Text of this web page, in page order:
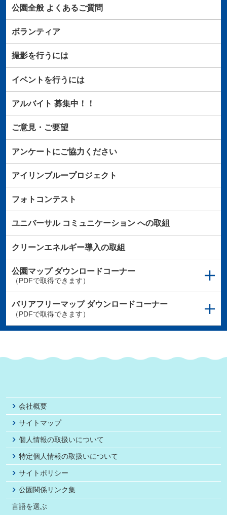
公園全般よくあるご質問
ボランティア
撮影を行うには
イベントを行うには
アルバイト 募集中！！
ご意見・ご要望
アンケートにご協力ください
アイリンブループロジェクト
フォトコンテスト
ユニバーサルコミュニケーションへの取組
クリーンエネルギー導入の取組
公園マップダウンロードコーナー
（PDFで取得できます）
バリアフリーマップダウンロードコーナー
（PDFで取得できます）
会社概要
サイトマップ
個人情報の取扱いについて
特定個人情報の取扱いについて
サイトポリシー
公園関係リンク集
言語を選ぶ